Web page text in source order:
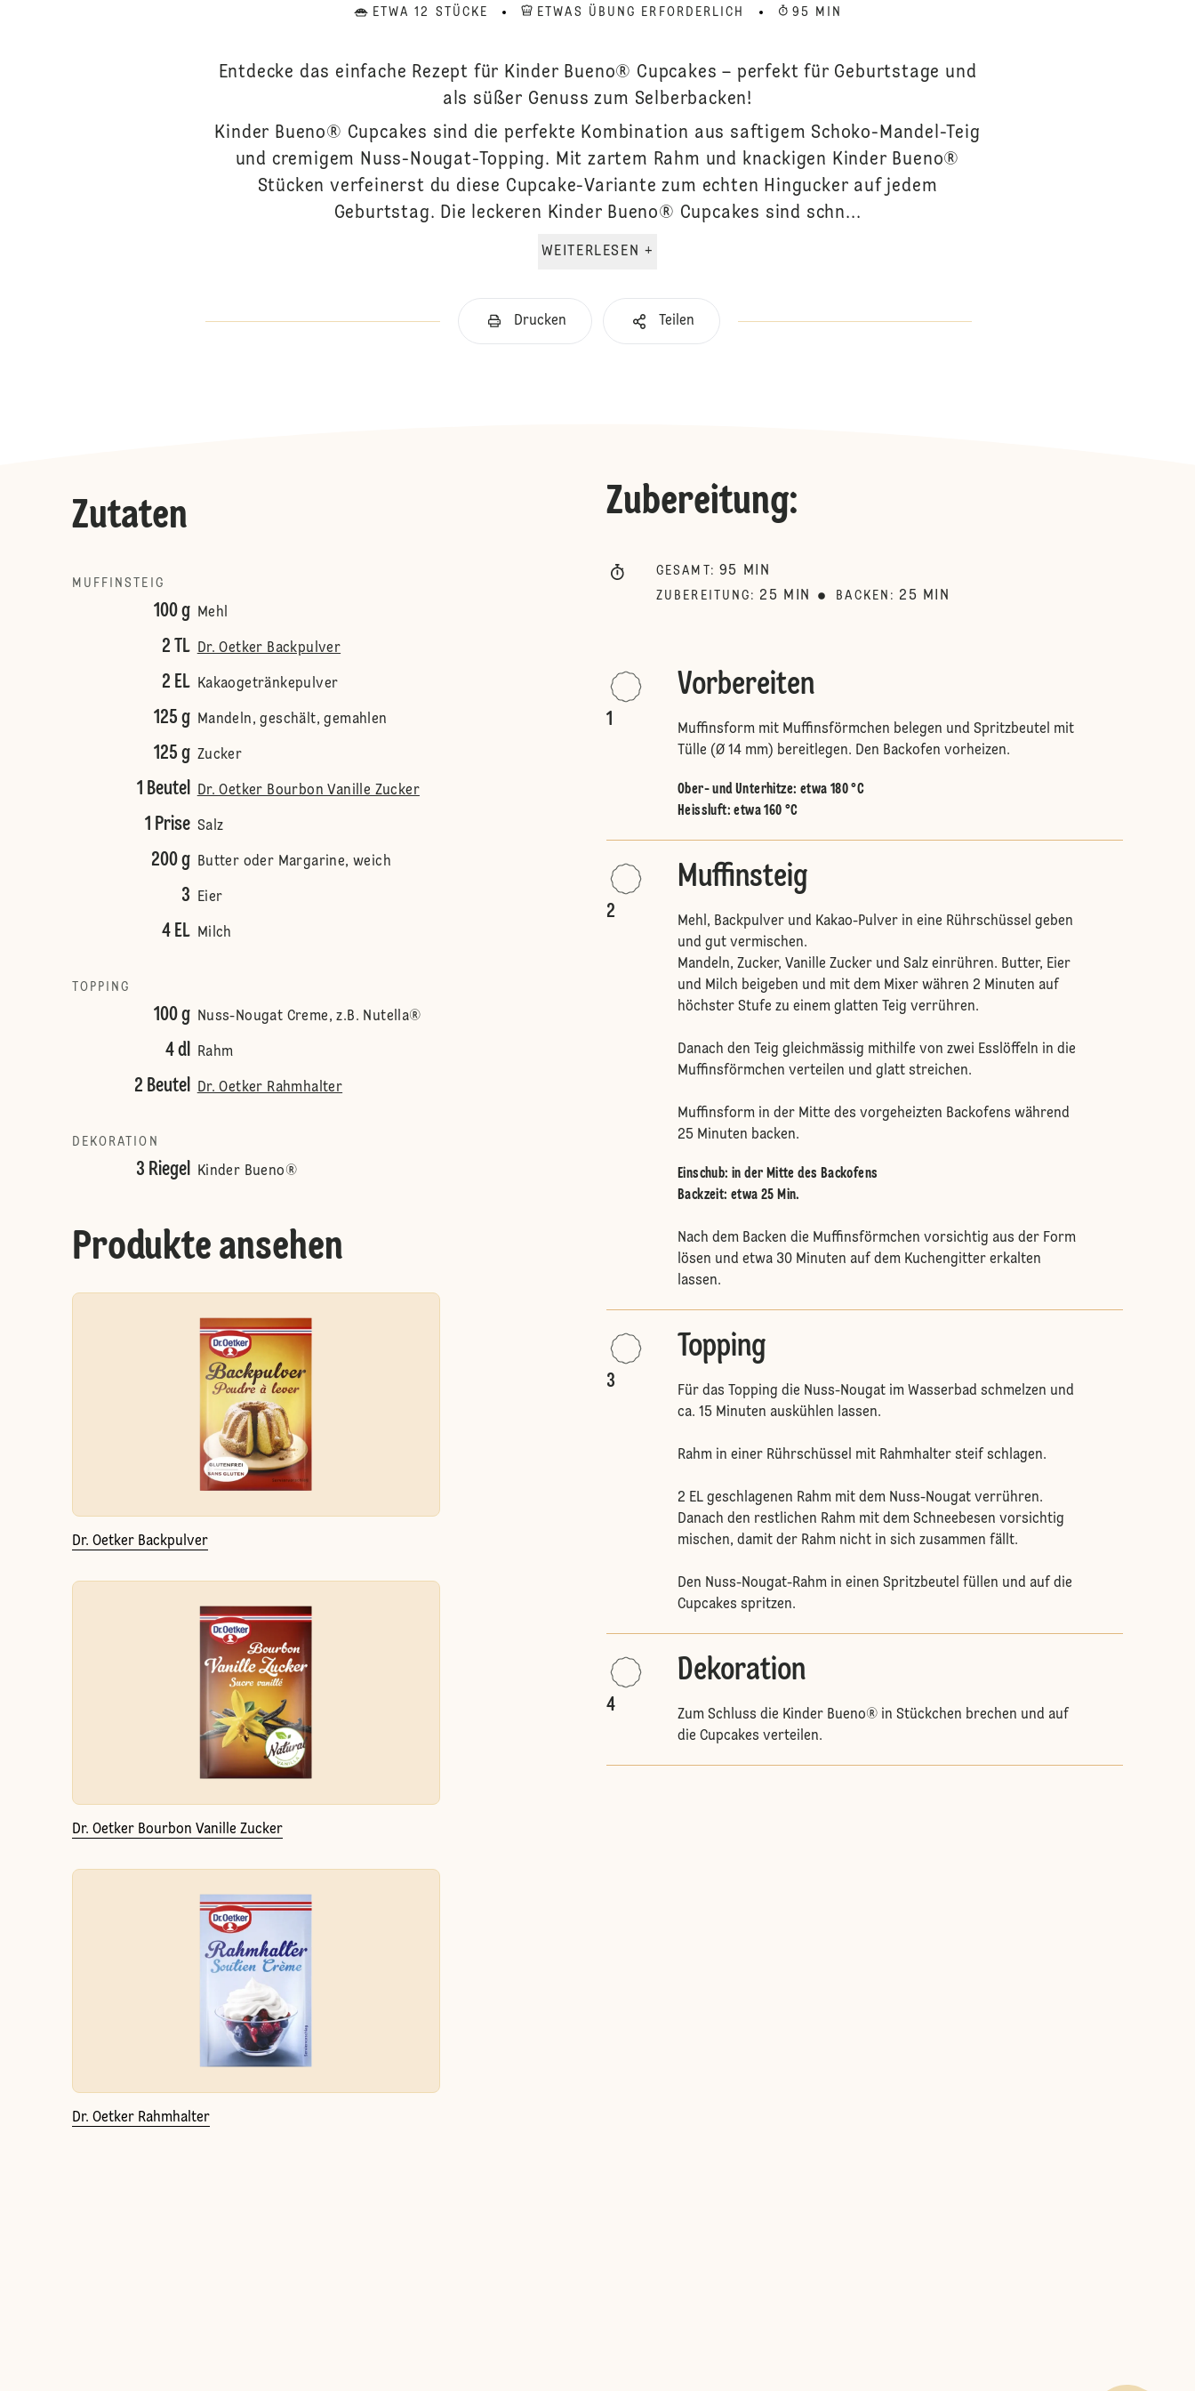
ETWA 12 STÜCKE ETWAS ÜBUNG ERFORDERLICH 95 MIN
Entdecke das einfache Rezept für Kinder Bueno® Cupcakes – perfekt für Geburtstage und
als süßer Genuss zum Selberbacken!
Kinder Bueno® Cupcakes sind die perfekte Kombination aus saftigem Schoko-Mandel-Teig
und cremigem Nuss-Nougat-Topping. Mit zartem Rahm und knackigen Kinder Bueno®
Stücken verfeinerst du diese Cupcake-Variante zum echten Hingucker auf jedem
Geburtstag. Die leckeren Kinder Bueno® Cupcakes sind schn...
WEITERLESEN +
Drucken Teilen
Zutaten
MUFFINSTEIG
100 g Mehl
2 TL Dr. Oetker Backpulver
2 EL Kakaogetränkepulver
125 g Mandeln, geschält, gemahlen
125 g Zucker
1 Beutel Dr. Oetker Bourbon Vanille Zucker
1 Prise Salz
200 g Butter oder Margarine, weich
3 Eier
4 EL Milch
TOPPING
100 g Nuss-Nougat Creme, z.B. Nutella®
4 dl Rahm
2 Beutel Dr. Oetker Rahmhalter
DEKORATION
3 Riegel Kinder Bueno®
Produkte ansehen
Dr. Oetker Backpulver
Dr. Oetker Bourbon Vanille Zucker
Dr. Oetker Rahmhalter
Zubereitung:
GESAMT : 95 MIN
ZUBEREITUNG : 25 MIN BACKEN : 25 MIN
1
Vorbereiten
Muffinsform mit Muffinsförmchen belegen und Spritzbeutel mit
Tülle (Ø 14 mm) bereitlegen. Den Backofen vorheizen.
Ober- und Unterhitze: etwa 180 °C
Heissluft: etwa 160 °C
2
Muffinsteig
Mehl, Backpulver und Kakao-Pulver in eine Rührschüssel geben
und gut vermischen.
Mandeln, Zucker, Vanille Zucker und Salz einrühren. Butter, Eier
und Milch beigeben und mit dem Mixer währen 2 Minuten auf
höchster Stufe zu einem glatten Teig verrühren.
Danach den Teig gleichmässig mithilfe von zwei Esslöffeln in die
Muffinsförmchen verteilen und glatt streichen.
Muffinsform in der Mitte des vorgeheizten Backofens während
25 Minuten backen.
Einschub:in der Mitte des Backofens
Backzeit: etwa 25 Min.
Nach dem Backen die Muffinsförmchen vorsichtig aus der Form
lösen und etwa 30 Minuten auf dem Kuchengitter erkalten
lassen.
3
Topping
Für das Topping die Nuss-Nougat im Wasserbad schmelzen und
ca. 15 Minuten auskühlen lassen.
Rahm in einer Rührschüssel mit Rahmhalter steif schlagen.
2 EL geschlagenen Rahm mit dem Nuss-Nougat verrühren.
Danach den restlichen Rahm mit dem Schneebesen vorsichtig
mischen, damit der Rahm nicht in sich zusammen fällt.
Den Nuss-Nougat-Rahm in einen Spritzbeutel füllen und auf die
Cupcakes spritzen.
4
Dekoration
Zum Schluss die Kinder Bueno® in Stückchen brechen und auf
die Cupcakes verteilen.